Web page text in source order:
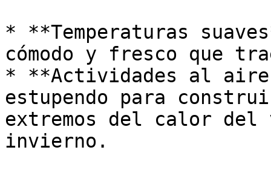
* **Temperaturas
cómodo y fresco que
* **Actividades al aire
estupendo para
extremos del calor
invierno.